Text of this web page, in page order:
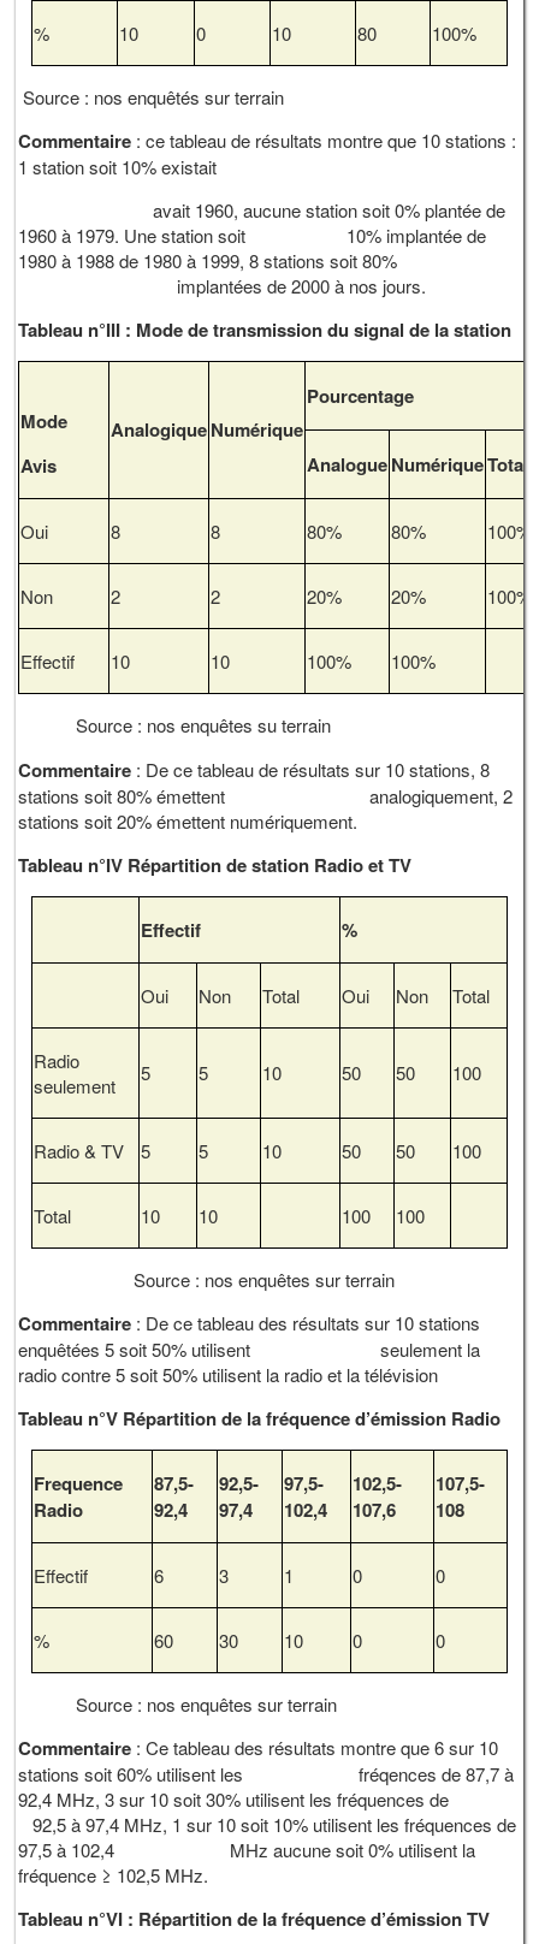
% 10 0 10 80 100%
Source : nos enquêtés sur terrain
Commentaire : ce tableau de résultats montre que 10 stations :
1 station soit 10% existait
avait 1960, aucune station soit 0% plantée de
1960 à 1979. Une station soit 10% implantée de
1980 à 1988 de 1980 à 1999, 8 stations soit 80%
implantées de 2000 à nos jours.
Tableau n°III : Mode de transmission du signal de la station
Mode
Avis
AnalogiqueNumérique
Pourcentage
AnalogueNumériqueTotal
Oui 8 8 80% 80% 100%
Non 2 2 20% 20% 100%
Effectif 10 10 100% 100%
Source : nos enquêtes su terrain
Commentaire : De ce tableau de résultats sur 10 stations, 8
stations soit 80% émettent analogiquement, 2
stations soit 20% émettent numériquement.
Tableau n°IV Répartition de station Radio et TV
Effectif %
Oui Non Total Oui Non Total
Radio
seulement
5 5 10 50 50 100
Radio & TV 5 5 10 50 50 100
Total 10 10 100 100
Source : nos enquêtes sur terrain
Commentaire : De ce tableau des résultats sur 10 stations
enquêtées 5 soit 50% utilisent seulement la
radio contre 5 soit 50% utilisent la radio et la télévision
Tableau n°V Répartition de la fréquence d’émission Radio
Frequence
Radio
87,5-
92,4
92,5-
97,4
97,5-
102,4
102,5-
107,6
107,5-
108
Effectif 6 3 1 0 0
% 60 30 10 0 0
Source : nos enquêtes sur terrain
Commentaire : Ce tableau des résultats montre que 6 sur 10
stations soit 60% utilisent les fréqences de 87,7 à
92,4 MHz, 3 sur 10 soit 30% utilisent les fréquences de
92,5 à 97,4 MHz, 1 sur 10 soit 10% utilisent les fréquences de
97,5 à 102,4 MHz aucune soit 0% utilisent la
fréquence ≥ 102,5 MHz.
Tableau n°VI : Répartition de la fréquence d’émission TV